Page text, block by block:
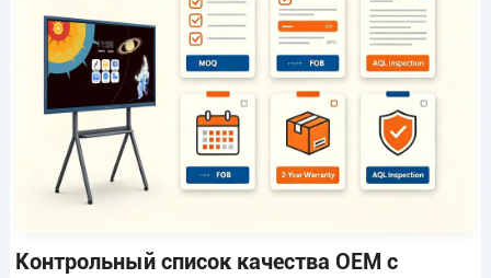
Контрольный список качества OEM с